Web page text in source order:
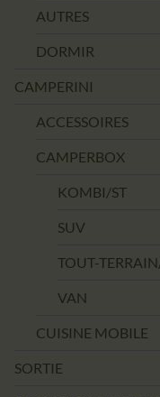
AUTRES
DORMIR
CAMPERINI
ACCESSOIRES
CAMPERBOX
KOMBI/ST
SUV
TOUT-
VAN
CUISINE MOBILE
SORTIE